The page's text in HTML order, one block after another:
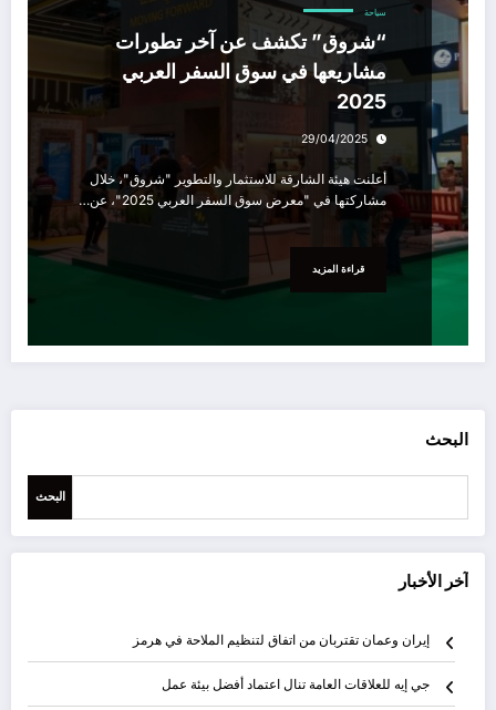
سياحة
“شروق” تكشف عن آخر تطورات
مشاريعها في سوق السفر العربي
2025
29/04/2025
أعلنت هيئة الشارقة للاستثمار والتطوير "شروق"، خلال
مشاركتها في "معرض سوق السفر العربي 2025"، عن…
قراءة المزيد
البحث
البحث
آخر الأخبار
إيران وعمان تقتربان من اتفاق لتنظيم الملاحة في هرمز
جي إيه للعلاقات العامة تنال اعتماد أفضل بيئة عمل